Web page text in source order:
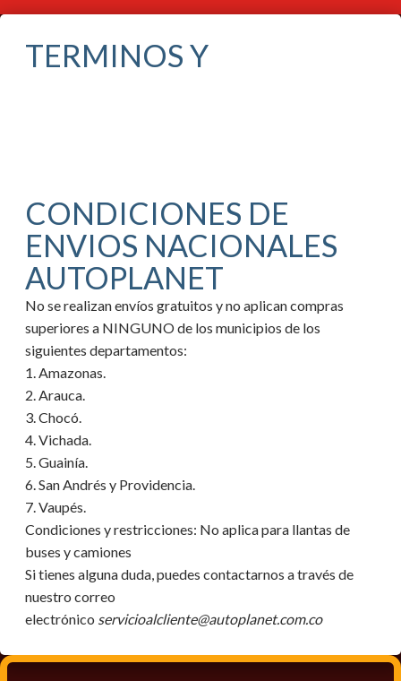
TERMINOS Y
CONDICIONES DE
ENVIOS NACIONALES
AUTOPLANET
No se realizan envíos gratuitos y no aplican compras
superiores a NINGUNO de los municipios de los
siguientes departamentos:
1. Amazonas.
2. Arauca.
3. Chocó.
4. Vichada.
5. Guainía.
6. San Andrés y Providencia.
7. Vaupés.
Condiciones y restricciones: No aplica para llantas de
buses y camiones
Si tienes alguna duda, puedes contactarnos a través de
nuestro correo
electrónico servicioalcliente@autoplanet.com.co